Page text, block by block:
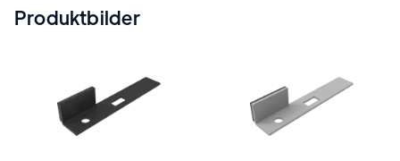
Produktbilder